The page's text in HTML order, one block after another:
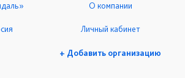
О компании
Личный кабинет
+ Добавить организацию